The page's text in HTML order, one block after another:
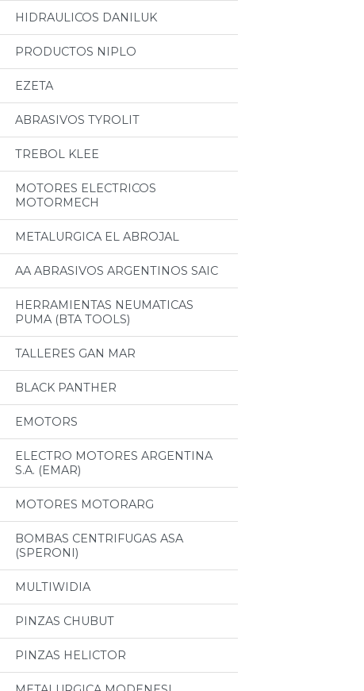
HIDRAULICOS DANILUK
PRODUCTOS NIPLO
EZETA
ABRASIVOS TYROLIT
TREBOL KLEE
MOTORES ELECTRICOS
MOTORMECH
METALURGICA EL ABROJAL
AA ABRASIVOS ARGENTINOS SAIC
HERRAMIENTAS NEUMATICAS
PUMA (BTA TOOLS)
TALLERES GAN MAR
BLACK PANTHER
EMOTORS
ELECTRO MOTORES ARGENTINA
S.A. (EMAR)
MOTORES MOTORARG
BOMBAS CENTRIFUGAS ASA
(SPERONI)
MULTIWIDIA
PINZAS CHUBUT
PINZAS HELICTOR